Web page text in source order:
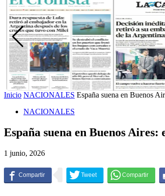
Inicio NACIONALES España suena en Buenos
NACIONALES
España suena en Buenos
1 junio, 2026